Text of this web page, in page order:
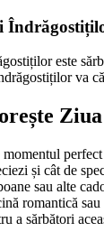
este
va
și cât de
sau alte
romantică
a sărbători